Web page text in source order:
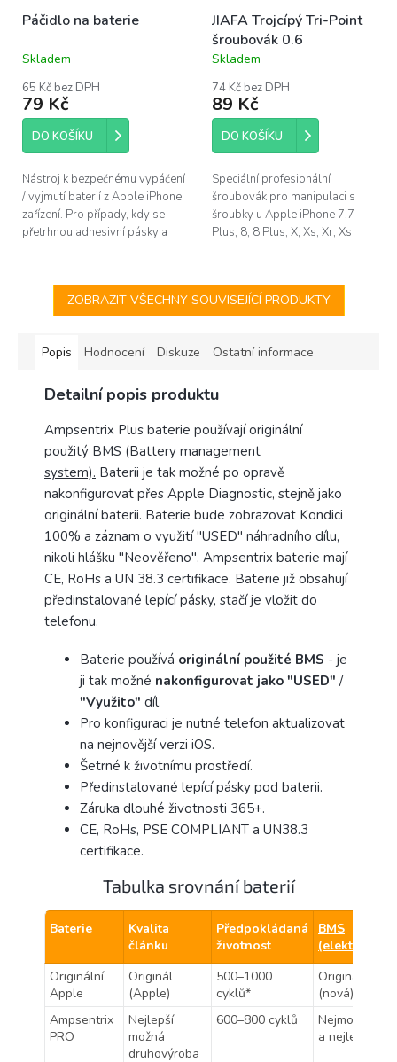
Páčidlo na baterie
Průměrné
produktu
je
4,4
hvězdiček.
Skladem
65 Kč bez DPH
79 Kč
DO KOŠÍKU
Nástroj k bezpečnému vypáčení
/ vyjmutí baterií z Apple iPhone
zařízení. Pro případy, kdy se
přetrhnou adhesivní pásky a
JIAFA Trojcípý Tri-Point
šroubovák 0.6
Průměrné
produktu
je
4,1
hvězdiček.
Skladem
74 Kč bez DPH
89 Kč
DO KOŠÍKU
Speciální profesionální
šroubovák pro manipulaci s
šroubky u Apple iPhone 7,7
Plus, 8, 8 Plus, X, Xs, Xr, Xs
rukojeti...
ZOBRAZIT VŠECHNY SOUVISEJÍCÍ PRODUKTY
Popis Hodnocení Diskuze Ostatní informace
Detailní popis produktu
Ampsentrix Plus baterie používají originální
použitý BMS (Battery management
system). Baterii je tak možné po opravě
nakonfigurovat přes Apple Diagnostic, stejně jako
originální baterii. Baterie bude zobrazovat Kondici
100% a záznam o využití "USED" náhradního dílu,
nikoli hlášku "Neověřeno". Ampsentrix baterie mají
CE, RoHs a UN 38.3 certifikace. Baterie již obsahují
předinstalované lepící pásky, stačí je vložit do
telefonu.
Baterie používá originální použité BMS - je
ji tak možné nakonfigurovat jako "USED" /
"Využito" díl.
Pro konfiguraci je nutné telefon aktualizovat
na nejnovější verzi iOS.
Šetrné k životnímu prostředí.
Předinstalované lepící pásky pod baterii.
Záruka dlouhé životnosti 365+.
CE, RoHs, PSE COMPLIANT a UN38.3
certifikace.
Tabulka srovnání baterií
Baterie
Kvalita
článku
Předpokládaná
životnost
BMS
(elektronika)
Originální
Apple
Originál
(Apple)
500–1000
cyklů*
Originální
(nová)
Ampsentrix
PRO
Nejlepší
možná
druhovýroba
600–800 cyklů
Nejmodernější
a nejlepší